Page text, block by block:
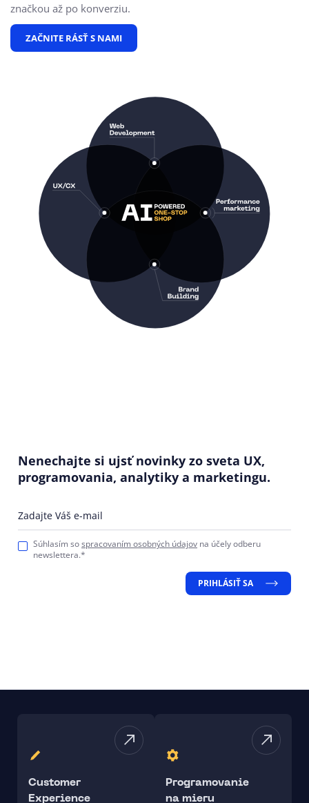
značkou až po konverziu.
ZAČNITE RÁSŤ S NAMI
Nenechajte si ujsť novinky zo sveta UX,
programovania, analytiky a marketingu.
Zadajte Váš e-mail
Súhlasím sospracovaním osobných údajov na účely odberu
newslettera.*
PRIHLÁSIŤ SA
Customer
Experience
Programovanie
na mieru